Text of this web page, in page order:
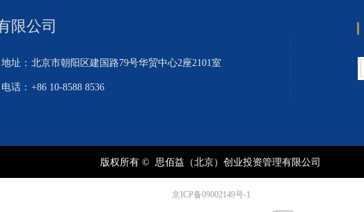
地址： 北京市朝阳区建国路79号华贸中心2座2101室
电话： +86 10-8588 8536
限公司
版权所有 © 思佰益（北京）创业投资管理有限公司
京ICP备09002149号-1